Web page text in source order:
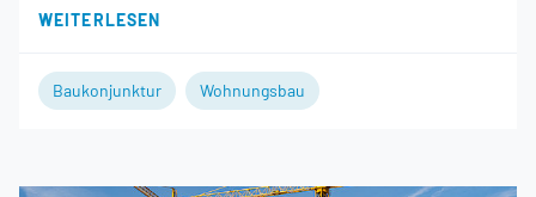
WEITERLESEN
Baukonjunktur Wohnungsbau